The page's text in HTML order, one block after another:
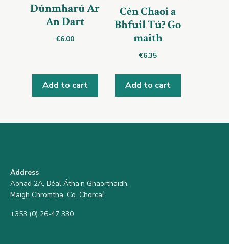
Dúnmharú Ar
An Dart
€6.00
Add to cart
Cén Chaoi a
Bhfuil Tú? Go
maith
€6.35
Add to cart
Address
Aonad 2A, Béal Átha’n Ghaorthaidh,
Maigh Chromtha, Co. Chorcaí
+353 (0) 26-47 330